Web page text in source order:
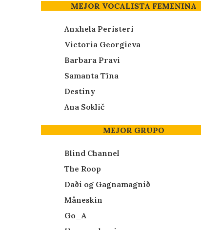
MEJOR VOCALISTA FEMENINA
Anxhela Peristeri
Victoria Georgieva
Barbara Pravi
Samanta Tīna
Destiny
Ana Soklič
MEJOR GRUPO
Blind Channel
The Roop
Daði og Gagnamagnið
Måneskin
Go_A